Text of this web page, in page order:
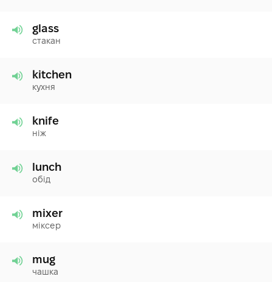
glass
стакан
kitchen
кухня
knife
ніж
lunch
обід
mixer
міксер
mug
чашка